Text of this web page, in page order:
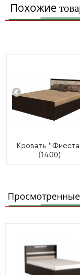
Похожие
Кровать
(1400)